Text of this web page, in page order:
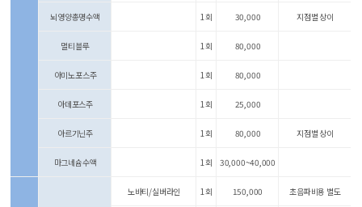
뇌영양총명수액 1회 30,000 지점별 상이
멀티블루 1회 80,000
아미노포스주 1회 80,000
아데포스주 1회 25,000
아르기닌주 1회 80,000 지점별 상이
마그네슘수액 1회 30,000~40,000
노바티/실버라인 1회 150,000 초음파비용 별도